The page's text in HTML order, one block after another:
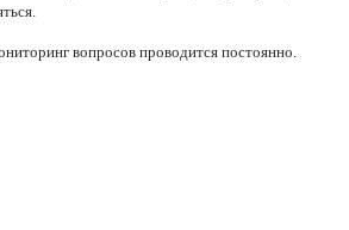
вопросов проводится постоянно.